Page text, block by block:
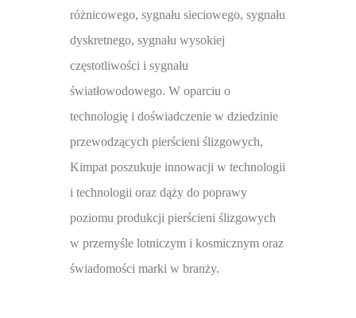
różnicowego, sygnału sieciowego, sygnału
dyskretnego, sygnału wysokiej
częstotliwości i sygnału
światłowodowego. W oparciu o
technologię i doświadczenie w dziedzinie
przewodzących pierścieni ślizgowych,
Kimpat poszukuje innowacji w technologii
i technologii oraz dąży do poprawy
poziomu produkcji pierścieni ślizgowych
w przemyśle lotniczym i kosmicznym oraz
świadomości marki w branży.